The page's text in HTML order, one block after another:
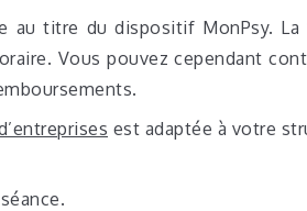
au titre du dispositif MonPsy.
Vous pouvez cependant
est adaptée à votre